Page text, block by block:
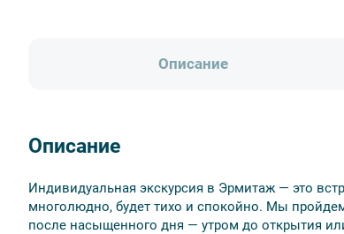
Описание
Описание
Индивидуальная экскурсия в Эрмитаж — это
многолюдно, будет тихо и спокойно. Мы
после насыщенного дня — утром до открытия